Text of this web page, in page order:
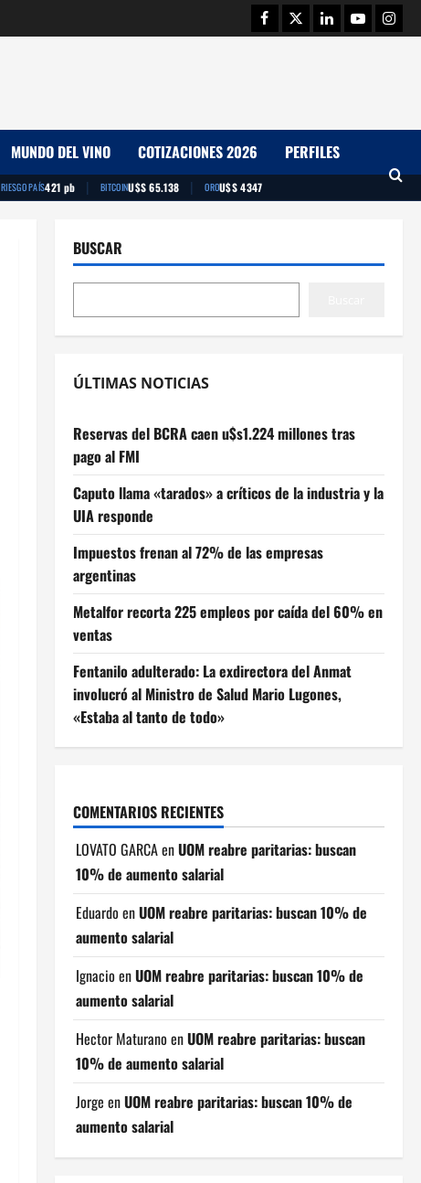
Facebook
TwitterLinkedinYoutube
MUNDO DEL VINO COTIZACIONES 2026 PERFILES
RIESGO PAÍS421 pb | BITCOINU$S 65.138 | OROU$S 4347
BUSCAR
ÚLTIMAS NOTICIAS
Reservas del BCRA caen u$s1.224 millones tras
pago al FMI
Caputo llama «tarados» a críticos de la industria y la
UIA responde
Impuestos frenan al 72% de las empresas
argentinas
Metalfor recorta 225 empleos por caída del 60% en
ventas
Fentanilo adulterado: La exdirectora del Anmat
involucró al Ministro de Salud Mario Lugones,
«Estaba al tanto de todo»
COMENTARIOS RECIENTES
LOVATO GARCAenUOM reabre paritarias: buscan
10% de aumento salarial
Eduardo enUOM reabre paritarias: buscan 10% de
aumento salarial
Ignacio enUOM reabre paritarias: buscan 10% de
aumento salarial
Hector Maturano enUOM reabre paritarias: buscan
10% de aumento salarial
Jorge enUOM reabre paritarias: buscan 10% de
aumento salarial